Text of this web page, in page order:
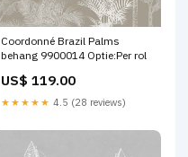
Coordonné Brazil Palms
behang 9900014 Optie:Per rol
US$ 119.00
★★★★★ 4.5 (28 reviews)